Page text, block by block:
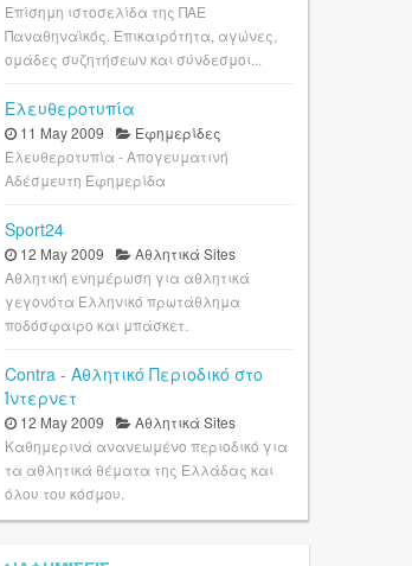
Επίσημη ιστοσελίδα της ΠΑΕ
Παναθηναϊκός. Επικαιρότητα, αγώνες,
ομάδες συζητήσεων και σύνδεσμοι...
Ελευθεροτυπία
11 May 2009
Εφημερίδες
Ελευθεροτυπία - Απογευματινή
Αδέσμευτη Εφημερίδα
Sport24
12 May 2009
Αθλητικά Sites
Αθλητική ενημέρωση για αθλητικά
γεγονότα Ελληνικό πρωτάθλημα
ποδόσφαιρο και μπάσκετ.
Contra - Αθλητικό Περιοδικό στο
Ίντερνετ
12 May 2009
Αθλητικά Sites
Καθημερινά ανανεωμένο περιοδικό για
τα αθλητικά θέματα της Ελλάδας και
όλου του κόσμου.